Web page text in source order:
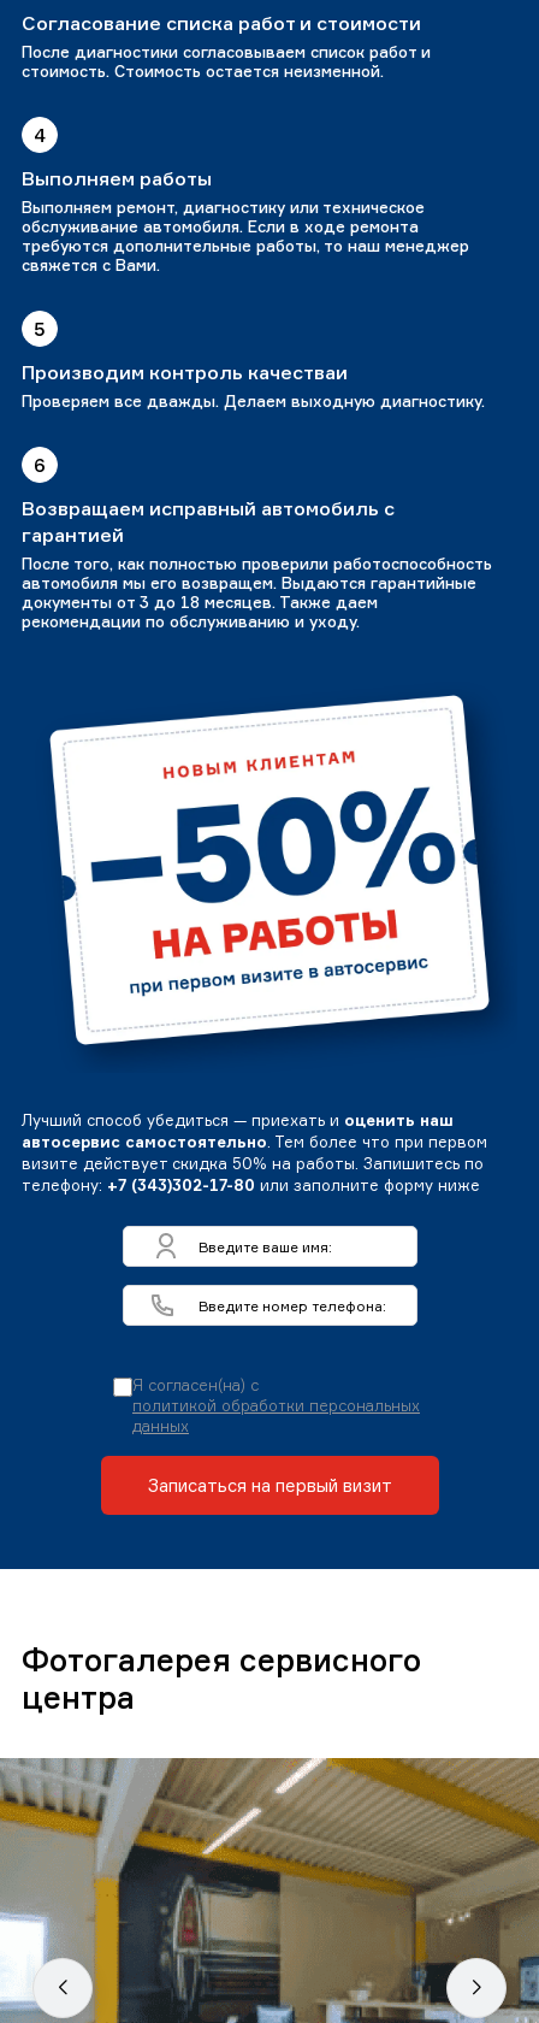
Согласование списка работ и стоимости
После диагностики согласовываем список работ и
стоимость. Стоимость остается неизменной.
4
Выполняем работы
Выполняем ремонт, диагностику или техническое
обслуживание автомобиля. Если в ходе ремонта
требуются дополнительные работы, то наш менеджер
свяжется с Вами.
5
Производим контроль качестваи
Проверяем все дважды. Делаем выходную диагностику.
6
Возвращаем исправный автомобиль с
гарантией
После того, как полностью проверили работоспособность
автомобиля мы его возвращем. Выдаются гарантийные
документы от 3 до 18 месяцев. Также даем
рекомендации по обслуживанию и уходу.
Лучший способ убедиться — приехать и оценить наш
автосервис самостоятельно. Тем более что при первом
визите действует скидка 50% на работы. Запишитесь по
телефону: +7 (343)302-17-80 или заполните форму ниже
Я согласен(на) с
политикой обработки персональных
данных
Записаться на первый визит
Фотогалерея сервисного
центра